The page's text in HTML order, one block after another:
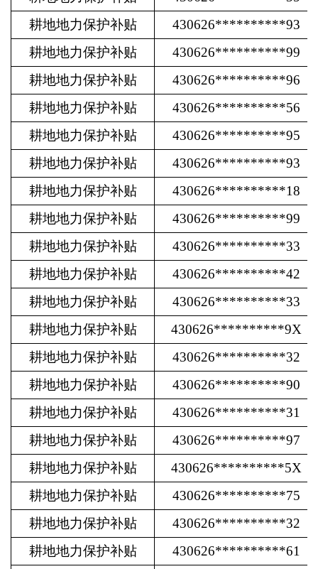
耕地地力保护补贴
430626**********93
耕地地力保护补贴
430626**********99
耕地地力保护补贴
430626**********96
耕地地力保护补贴
430626**********56
耕地地力保护补贴
430626**********95
耕地地力保护补贴
430626**********93
耕地地力保护补贴
430626**********18
耕地地力保护补贴
430626**********99
耕地地力保护补贴
430626**********33
耕地地力保护补贴
430626**********42
耕地地力保护补贴
430626**********33
耕地地力保护补贴
430626**********9X
耕地地力保护补贴
430626**********32
耕地地力保护补贴
430626**********90
耕地地力保护补贴
430626**********31
耕地地力保护补贴
430626**********97
耕地地力保护补贴
430626**********5X
耕地地力保护补贴
430626**********75
耕地地力保护补贴
430626**********32
耕地地力保护补贴
430626**********61